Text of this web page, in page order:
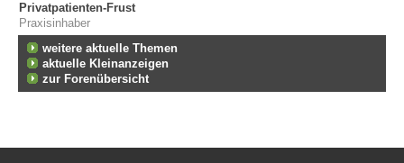
Privatpatienten-Frust
Praxisinhaber
weitere aktuelle Themen
aktuelle Kleinanzeigen
zur Forenübersicht